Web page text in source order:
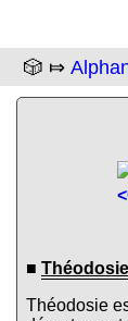
🎲 ⤇
■ Théodosie
Théodosie